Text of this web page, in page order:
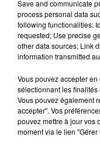
À Hoerdt, de
Depuis plusieurs
l’eau brune s’écouler
nombreuses
Save and communicate
process personal data
following functionalities:
requested; Use precise
other data sources; Link
information transmitted
Vous pouvez accepter
sélectionnant les finalités
Vous pouvez également
accepter". Vos
pouvez mettre à jour vos
moment via le lien